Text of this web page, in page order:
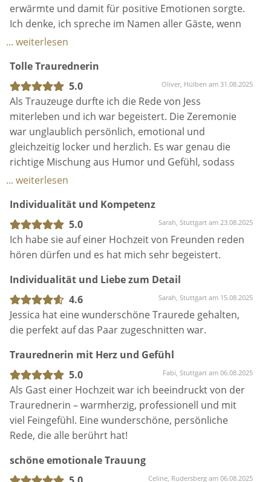
erwärmte und damit für positive Emotionen sorgte.
Ich denke, ich spreche im Namen aller Gäste, wenn
ich sage: ihre Worte haben uns berührt!
... weiterlesen
Tolle Traurednerin
5.0
Oliver, Hülben am 31.08.2025
Als Trauzeuge durfte ich die Rede von Jess
miterleben und ich war begeistert. Die Zeremonie
war unglaublich persönlich, emotional und
gleichzeitig locker und herzlich. Es war genau die
richtige Mischung aus Humor und Gefühl, sodass
wirklich alle Gäste gefesselt waren. Man hat gespürt,
steckte – es war einfach perfekt auf das Brautpaar
zugeschnitten. Viele Gäste haben mir im Nachhinein
gesagt, dass sie selten so eine schöne und
authentische Trauung erlebt haben. Für mich war es
weiterempfehlen kann.
... weiterlesen
Individualität und Kompetenz
5.0
Sarah, Stuttgart am 23.08.2025
Ich habe sie auf einer Hochzeit von Freunden reden
hören dürfen und es hat mich sehr begeistert.
Individualität und Liebe zum Detail
4.6
Sarah, Stuttgart am 15.08.2025
Jessica hat eine wunderschöne Traurede gehalten,
die perfekt auf das Paar zugeschnitten war.
Traurednerin mit Herz und Gefühl
5.0
Fabi, Stuttgart am 06.08.2025
Als Gast einer Hochzeit war ich beeindruckt von der
Traurednerin – warmherzig, professionell und mit
viel Feingefühl. Eine wunderschöne, persönliche
Rede, die alle berührt hat!
schöne emotionale Trauung
Celine, Rudersberg am 06.08.2025